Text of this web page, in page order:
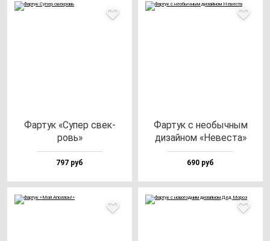
Фар­тук «Супер свек­
ровь»
797 руб
Фар­тук с не­обыч­ным
ди­зай­ном «Невес­та»
690 руб